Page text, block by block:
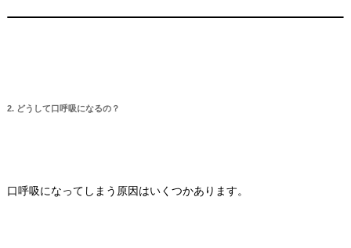
2. どうして口呼吸になるの？
口呼吸になってしまう原因はいくつかあります。